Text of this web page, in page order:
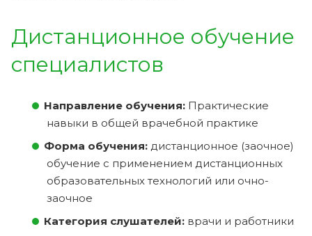
Дистанционное обучение
специалистов
Направление обучения: Практические
навыки в общей врачебной практике
Форма обучения: дистанционное (заочное)
обучение с применением дистанционных
образовательных технологий или очно-
заочное
Категория слушателей: врачи и работники